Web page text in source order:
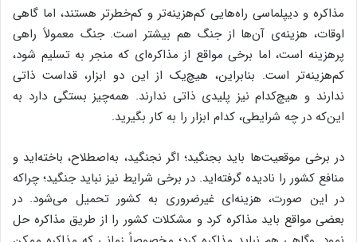
مذاکره و دیپلماسی راه‌هایی کم‌هزینه‌تر و کم‌خطرتر هستند، اما گاهی
اوقات، هزینه‌ی آن‌ها از جنگ هم بیشتر است. جنگ معمولاً راهی
پرهزینه است، اما برخی مواقع از مذاکره‌ای که منجر به تسلیم شود،
کم‌هزینه‌تر است. بنابراین، هیچ‌یک از این دو ابزار، قداست ذاتی
ندارند و هیچ‌کدام نیز پلیدی ذاتی ندارند. همه‌چیز بستگی دارد به
این‌که در چه شرایطی، کدام ابزار را به کار بگیرید.
در برخی موقعیت‌ها باید بجنگید؛ اگر نجنگید، به‌اصطلاح، باخته‌اید و
منافع کشور را نادیده گرفته‌اید. در برخی شرایط نیز نباید جنگید؛ چراکه
در این صورت، هزینه‌ای غیرضروری به کشور تحمیل می‌شود. در
بعضی مواقع باید مذاکره کرد و مشکلات کشور را از طریق مذاکره حل